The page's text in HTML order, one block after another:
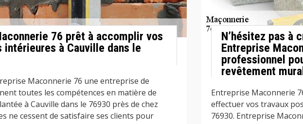
76 prêt à accomplir vos
intérieures à Cauville dans le
Maconnerie 76 une entreprise de
toutes les compétences en matière de
à Cauville dans le 76930 près de chez
ne cessent de satisfaire ses clients pour
N’hésitez pas à
Entreprise
professionnel
revêtement
Entreprise Maconnerie
effectuer vos travaux
76930. Entreprise